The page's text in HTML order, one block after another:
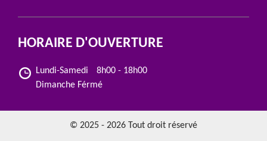
HORAIRE D'OUVERTURE
Lundi-Samedi
8h00 - 18h00
Dimanche Férmé
© 2025 - 2026 Tout droit réservé